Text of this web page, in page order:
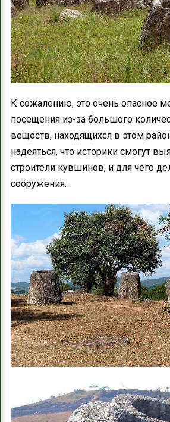
К сожалению, это очень опасное
посещения из-за большого
веществ, находящихся в этом
надеяться, что историки смогут
строители кувшинов, и для чего
сооружения…